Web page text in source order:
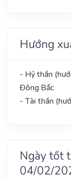
Hướng
- Hỷ thần
Đông Bắc
- Tài thần
Ngày tốt
04/02/